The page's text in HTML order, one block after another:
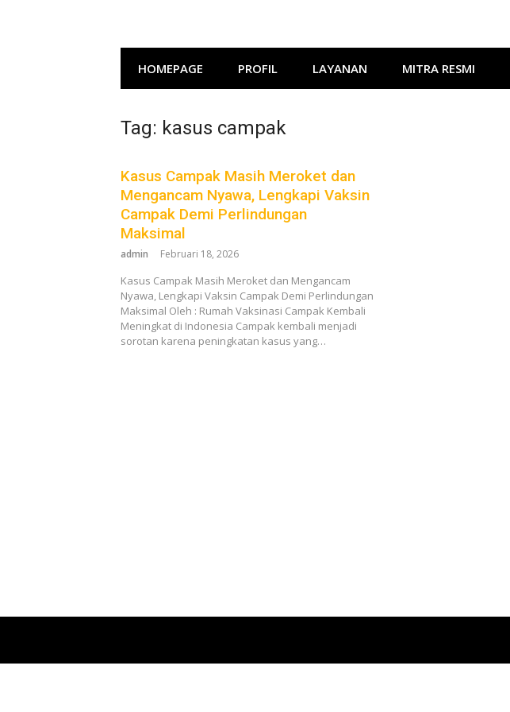
HOMEPAGE
PROFIL LAYANAN MITRA RESMI
Tag: kasus campak
Kasus Campak Masih Meroket dan
Mengancam Nyawa, Lengkapi Vaksin
Campak Demi Perlindungan
Maksimal
admin Februari 18, 2026
Kasus Campak Masih Meroket dan Mengancam
Nyawa, Lengkapi Vaksin Campak Demi Perlindungan
Maksimal Oleh : Rumah Vaksinasi Campak Kembali
Meningkat di Indonesia Campak kembali menjadi
sorotan karena peningkatan kasus yang…